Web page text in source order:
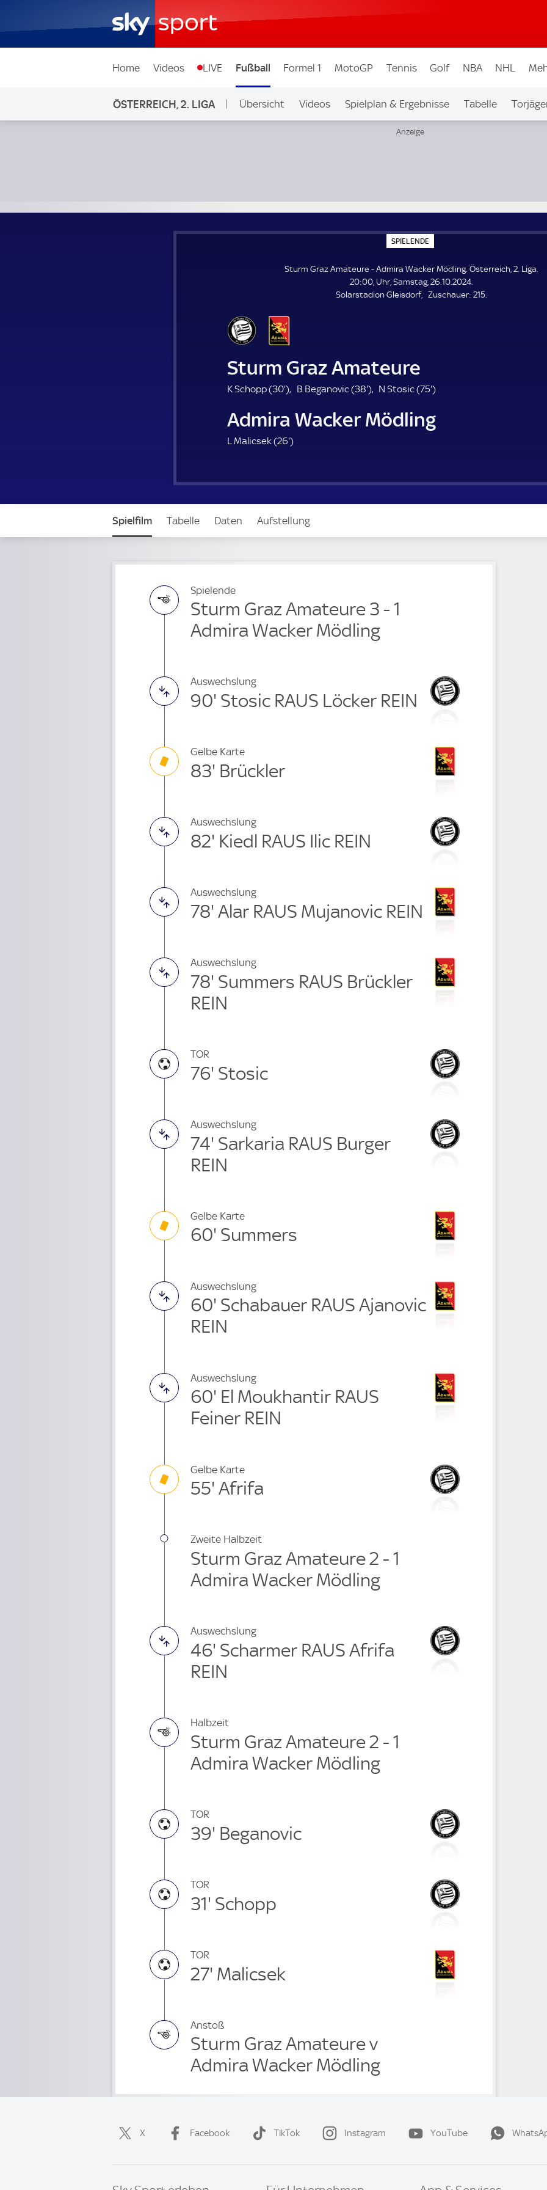
Home Videos LIVE Fußball Formel 1 MotoGP Tennis Golf NBA NHL
ÖSTERREICH, 2. LIGA Übersicht Videos Spielplan & Ergebnisse Tabelle
SPIELENDE
P
E
L
E
N
Sturm Graz Amateure - Admira Wacker Mödling. Österreich, 2. Liga.
20:00, Uhr, Samstag, 26.10.2024.
Solarstadion Gleisdorf
Zuschauer: Z
215.
Sturm Graz Amateure
K Schopp (30'3
.
m
i
t
) B Beganovic (38'3
.
m
t
) N Stosic (75'7
.
m
t
)
Admira Wacker Mödling
L Malicsek (26'2
m
n
u
)
Spielfilm Tabelle Daten Aufstellung
Spielende
Sturm Graz Amateure 3 - 1
Admira Wacker Mödling
Auswechslung
90' Stosic RAUS Löcker REIN
Gelbe Karte
83' Brückler
Auswechslung
82' Kiedl RAUS Ilic REIN
Auswechslung
78' Alar RAUS Mujanovic REIN
Auswechslung
78' Summers RAUS Brückler
REIN
TOR
76' Stosic
Auswechslung
74' Sarkaria RAUS Burger
REIN
Gelbe Karte
60' Summers
Auswechslung
60' Schabauer RAUS Ajanovic
REIN
Auswechslung
60' El Moukhantir RAUS
Feiner REIN
Gelbe Karte
55' Afrifa
Zweite Halbzeit
Sturm Graz Amateure 2 - 1
Admira Wacker Mödling
Auswechslung
46' Scharmer RAUS Afrifa
REIN
Halbzeit
Sturm Graz Amateure 2 - 1
Admira Wacker Mödling
TOR
39' Beganovic
TOR
31' Schopp
TOR
27' Malicsek
Anstoß
Sturm Graz Amateure v
Admira Wacker Mödling
X Facebook TikTok Instagram YouTube